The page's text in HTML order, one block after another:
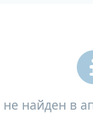
найден в